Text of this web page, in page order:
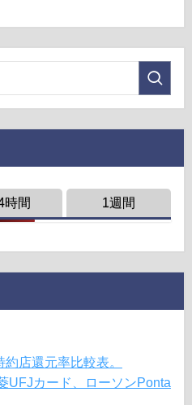
時間 1週間
店還元率比較表。
UFJカード、ローソンPonta